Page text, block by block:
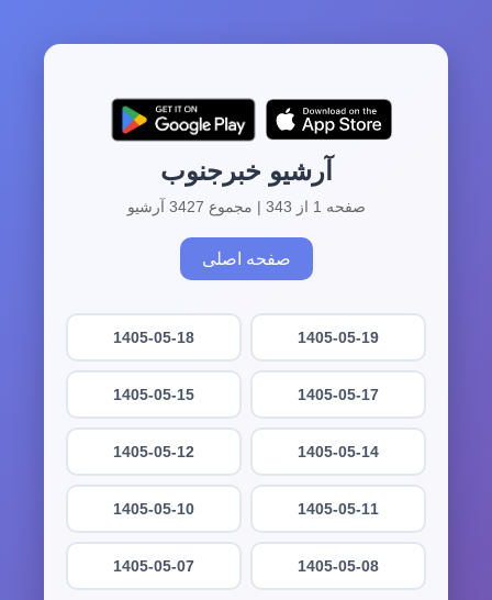
آرشیو خبرجنوب
صفحه 1 از 343 | مجموع 3427 آرشیو
صفحه اصلی
1405-05-19
1405-05-18
1405-05-17
1405-05-15
1405-05-14
1405-05-12
1405-05-11
1405-05-10
1405-05-08
1405-05-07